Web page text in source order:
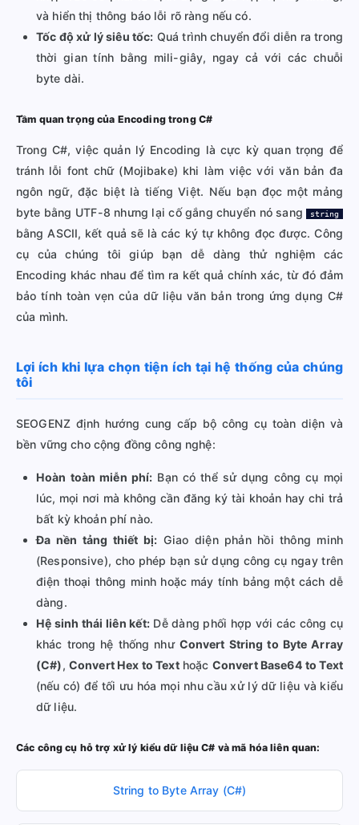
và hiển thị thông báo lỗi rõ ràng nếu có.
Tốc độ xử lý siêu tốc: Quá trình chuyển đổi diễn ra trong
thời gian tính bằng mili-giây, ngay cả với các chuỗi
byte dài.
Tầm quan trọng của Encoding trong C#
Trong C#, việc quản lý Encoding là cực kỳ quan trọng để
tránh lỗi font chữ (Mojibake) khi làm việc với văn bản đa
ngôn ngữ, đặc biệt là tiếng Việt. Nếu bạn đọc một mảng
byte bằng UTF-8 nhưng lại cố gắng chuyển nó sang string
bằng ASCII, kết quả sẽ là các ký tự không đọc được. Công
cụ của chúng tôi giúp bạn dễ dàng thử nghiệm các
Encoding khác nhau để tìm ra kết quả chính xác, từ đó đảm
bảo tính toàn vẹn của dữ liệu văn bản trong ứng dụng C#
của mình.
Lợi ích khi lựa chọn tiện ích tại hệ thống của chúng
tôi
SEOGENZ định hướng cung cấp bộ công cụ toàn diện và
bền vững cho cộng đồng công nghệ:
Hoàn toàn miễn phí: Bạn có thể sử dụng công cụ mọi
lúc, mọi nơi mà không cần đăng ký tài khoản hay chi trả
bất kỳ khoản phí nào.
Đa nền tảng thiết bị: Giao diện phản hồi thông minh
(Responsive), cho phép bạn sử dụng công cụ ngay trên
điện thoại thông minh hoặc máy tính bảng một cách dễ
dàng.
Hệ sinh thái liên kết:Dễ dàng phối hợp với các công cụ
khác trong hệ thống như Convert String to Byte Array
(C#), Convert Hex to Texthoặc Convert Base64 to Text
(nếu có) để tối ưu hóa mọi nhu cầu xử lý dữ liệu và kiểu
dữ liệu.
Các công cụ hỗ trợ xử lý kiểu dữ liệu C# và mã hóa liên quan:
String to Byte Array (C#)